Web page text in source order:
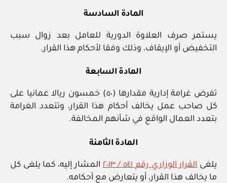
المادة السادسة
يستمر صرف العلاوة الدورية للعامل بعد زوال سبب
التخفيض أو الإيقاف، وذلك وفقا لأحكام هذا القرار.
المادة السابعة
تفرض غرامة إدارية مقدارها (٥٠) خمسون ريالا عمانيا على
كل صاحب عمل يخالف أحكام هذا القرار، وتتعدد الغرامة
بتعدد العمال الواقع في شأنهم المخالفة.
المادة الثامنة
يلغى القرار الوزاري رقم ٥٤١ / ٢٠١٣
المشار إليه، كما يلغى كل
ما يخالف هذا القرار، أو يتعارض مع أحكامه.